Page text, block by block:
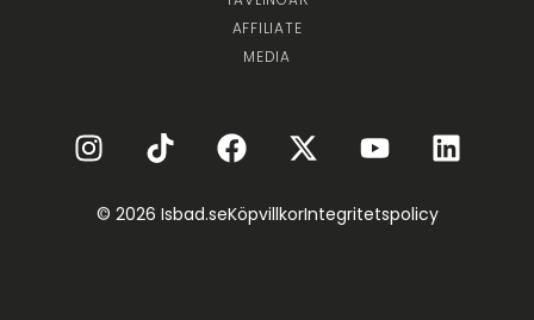
AFFILIATE
MEDIA
© 2026 Isbad.seKöpvillkorIntegritetspolicy